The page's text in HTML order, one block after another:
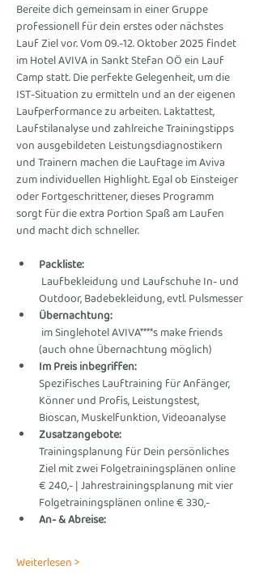
Bereite dich gemeinsam in einer Gruppe
professionell für dein erstes oder nächstes
Lauf Ziel vor. Vom 09.-12. Oktober 2025 findet
im Hotel AVIVA in Sankt Stefan OÖ ein Lauf
Camp statt. Die perfekte Gelegenheit, um die
IST-Situation zu ermitteln und an der eigenen
Laufperformance zu arbeiten. Laktattest,
Laufstilanalyse und zahlreiche Trainingstipps
von ausgebildeten Leistungsdiagnostikern
und Trainern machen die Lauftage im Aviva
zum individuellen Highlight. Egal ob Einsteiger
oder Fortgeschrittener, dieses Programm
sorgt für die extra Portion Spaß am Laufen
und macht dich schneller.
Packliste:
Outdoor, Badebekleidung, evtl. Pulsmesser
Übernachtung:
(auch ohne Übernachtung möglich)
Im Preis inbegriffen:
Spezifisches Lauftraining für Anfänger,
Könner und Profis, Leistungstest,
Bioscan, Muskelfunktion, Videoanalyse
Zusatzangebote:
Trainingsplanung für Dein persönliches
Ziel mit zwei Folgetrainingsplänen online
€ 240,- | Jahrestrainingsplanung mit vier
Folgetrainingsplänen online € 330,-
An- & Abreise:
Weiterlesen >